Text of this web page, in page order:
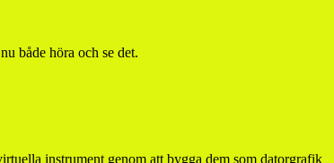
både höra och se det.
instrument genom att bygga dem som datorgrafik